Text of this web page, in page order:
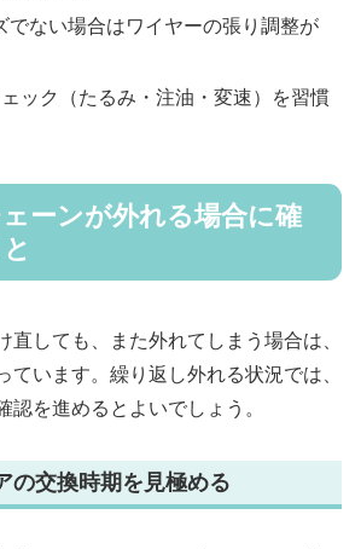
でない場合はワイヤーの張り調整が
ック（たるみ・注油・変速）を習慣
ーンが外れる場合に確
直しても、また外れてしまう場合は、
ています。繰り返し外れる状況では、
認を進めるとよいでしょう。
の交換時期を見極める